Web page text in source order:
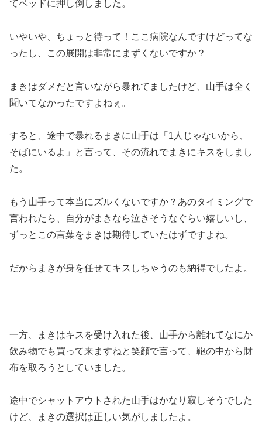
てベッドに押し倒しました。
いやいや、ちょっと待って！ここ病院なんですけどってな
ったし、この展開は非常にまずくないですか？
まきはダメだと言いながら暴れてましたけど、山手は全く
聞いてなかったですよねぇ。
すると、途中で暴れるまきに山手は「1人じゃないから、
そばにいるよ」と言って、その流れでまきにキスをしまし
た。
もう山手って本当にズルくないですか？あのタイミングで
言われたら、自分がまきなら泣きそうなぐらい嬉しいし、
ずっとこの言葉をまきは期待していたはずですよね。
だからまきが身を任せてキスしちゃうのも納得でしたよ。
一方、まきはキスを受け入れた後、山手から離れてなにか
飲み物でも買って来ますねと笑顔で言って、鞄の中から財
布を取ろうとしていました。
途中でシャットアウトされた山手はかなり寂しそうでした
けど、まきの選択は正しい気がしましたよ。